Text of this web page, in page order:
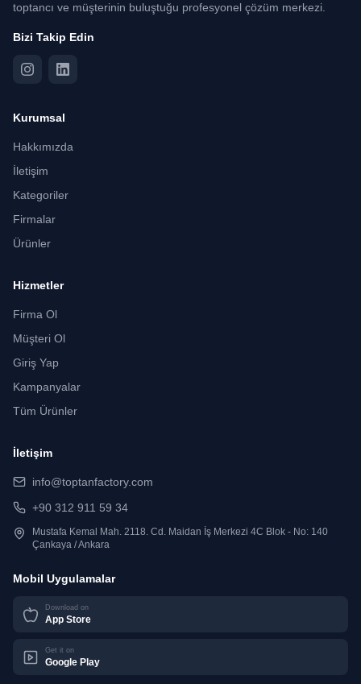
toptancı ve müşterinin buluştuğu profesyonel çözüm merkezi.
Bizi Takip Edin
Kurumsal
Hakkımızda
İletişim
Kategoriler
Firmalar
Ürünler
Hizmetler
Firma Ol
Müşteri Ol
Giriş Yap
Kampanyalar
Tüm Ürünler
İletişim
info@toptanfactory.com
+90 312 911 59 34
Mustafa Kemal Mah. 2118. Cd. Maidan İş Merkezi 4C Blok - No: 140
Çankaya / Ankara
Mobil Uygulamalar
Download on
App Store
Get it on
Google Play